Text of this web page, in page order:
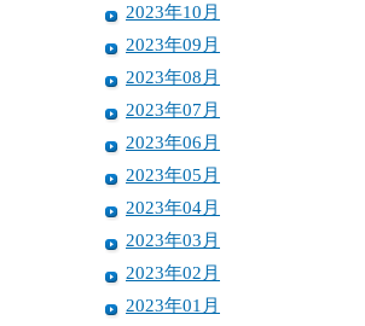
2023年10月
2023年09月
2023年08月
2023年07月
2023年06月
2023年05月
2023年04月
2023年03月
2023年02月
2023年01月